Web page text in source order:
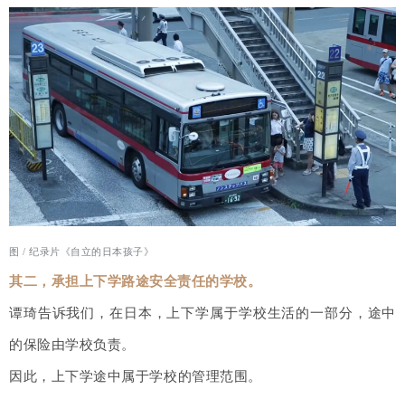
图 /纪录片《自立的日本孩子》
其二，承担上下学路途安全责任的学校。
谭琦告诉我们，在日本，上下学属于学校生活的一部分，途中
的保险由学校负责。
因此，上下学途中属于学校的管理范围。